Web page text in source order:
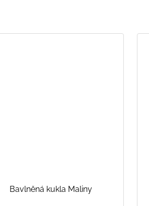
Bavlněná kukla Maliny